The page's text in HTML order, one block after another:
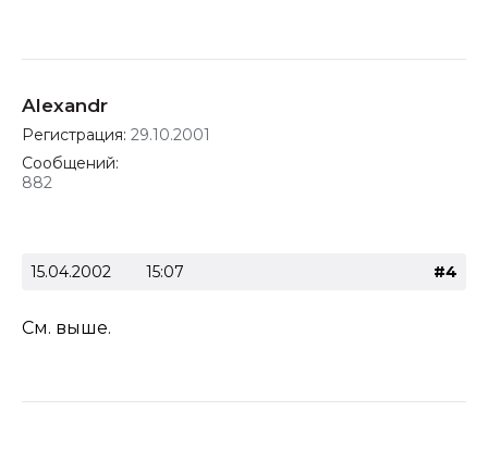
Alexandr
Регистрация: 29.10.2001
Сообщений:
882
15.04.2002 15:07 #4
См. выше.